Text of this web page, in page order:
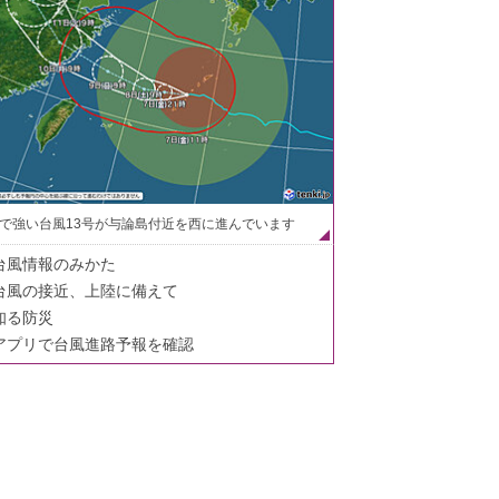
強い台風13号が与論島付近を西に進んでいます
風情報のみかた
風の接近、上陸に備えて
る防災
プリで台風進路予報を確認